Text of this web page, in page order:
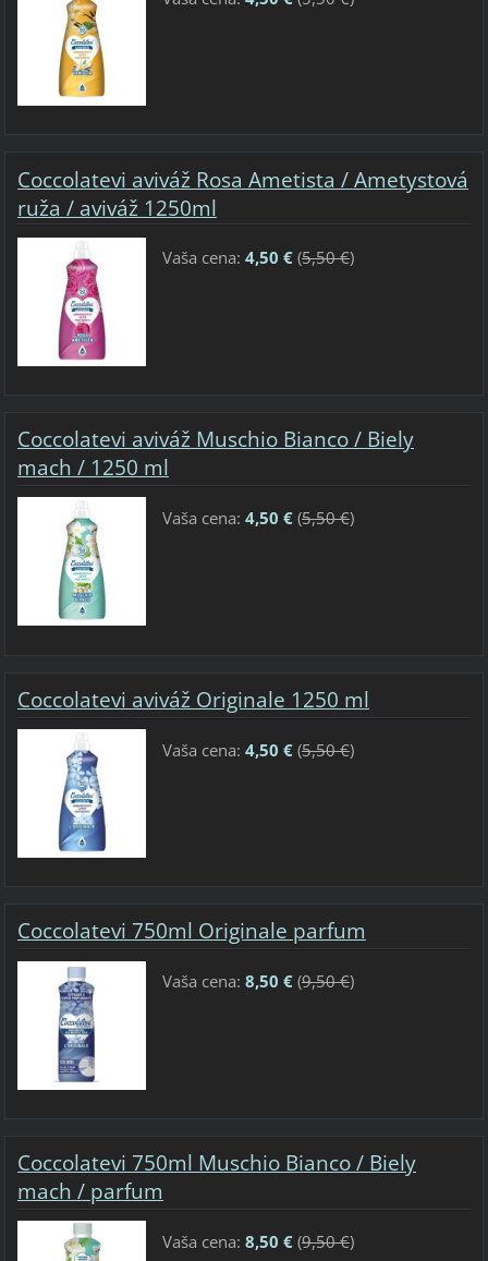
Coccolatevi aviváž Rosa Ametista / Ametystová
ruža / aviváž 1250ml
Vaša cena: 4,50 €(5,50 €)
Coccolatevi aviváž Muschio Bianco / Biely
mach / 1250 ml
Vaša cena: 4,50 €(5,50 €)
Coccolatevi aviváž Originale 1250 ml
Vaša cena: 4,50 €(5,50 €)
Coccolatevi 750ml Originale parfum
Vaša cena: 8,50 €(9,50 €)
Coccolatevi 750ml Muschio Bianco / Biely
mach / parfum
Vaša cena: 8,50 €(9,50 €)